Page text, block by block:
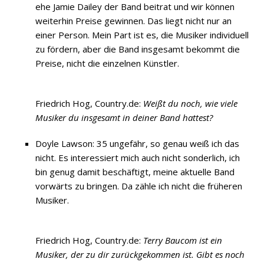
ehe Jamie Dailey der Band beitrat und wir können
weiterhin Preise gewinnen. Das liegt nicht nur an
einer Person. Mein Part ist es, die Musiker individuell
zu fördern, aber die Band insgesamt bekommt die
Preise, nicht die einzelnen Künstler.
Friedrich Hog, Country.de: Weißt du noch, wie viele
Musiker du insgesamt in deiner Band hattest?
Doyle Lawson: 35 ungefähr, so genau weiß ich das
nicht. Es interessiert mich auch nicht sonderlich, ich
bin genug damit beschäftigt, meine aktuelle Band
vorwärts zu bringen. Da zähle ich nicht die früheren
Musiker.
Friedrich Hog, Country.de: Terry Baucom ist ein
Musiker, der zu dir zurückgekommen ist. Gibt es noch